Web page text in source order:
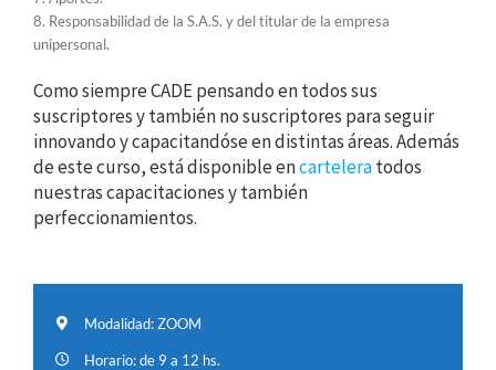
8. Responsabilidad de la S.A.S. y del titular de la empresa
unipersonal.
Como siempre CADE pensando en todos sus
suscriptores y también no suscriptores para seguir
innovando y capacitandóse en distintas áreas. Además
de este curso, está disponible encarteleratodos
nuestras capacitaciones y también
perfeccionamientos.
Modalidad: ZOOM
Horario: de 9 a 12 hs.